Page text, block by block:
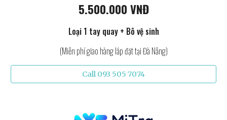
5.500.000 VNĐ
Loại 1 tay quay + Bô vệ sinh
(Miễn phí giao hàng lắp đặt tại Đà Nẵng)
Call 093 505 7074